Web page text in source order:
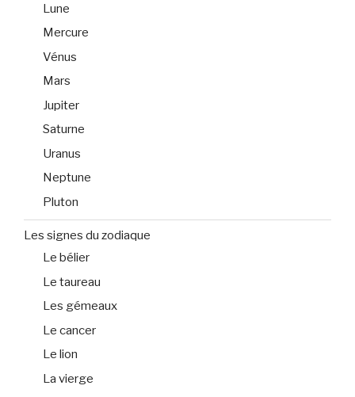
Lune
Mercure
Vénus
Mars
Jupiter
Saturne
Uranus
Neptune
Pluton
Les signes du zodiaque
Le bélier
Le taureau
Les gémeaux
Le cancer
Le lion
La vierge